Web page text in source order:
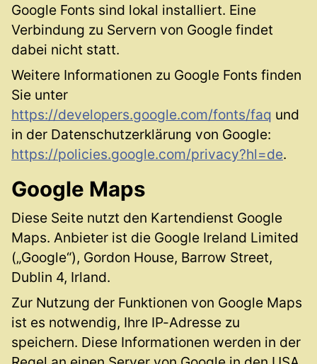
Google Fonts sind lokal installiert. Eine
Verbindung zu Servern von Google findet
dabei nicht statt.
Weitere Informationen zu Google Fonts finden
Sie unter
https://developers.google.com/fonts/faq und
in der Datenschutzerklärung von Google:
https://policies.google.com/privacy?hl=de.
Google Maps
Diese Seite nutzt den Kartendienst Google
Maps. Anbieter ist die Google Ireland Limited
(„Google“), Gordon House, Barrow Street,
Dublin 4, Irland.
Zur Nutzung der Funktionen von Google Maps
ist es notwendig, Ihre IP-Adresse zu
speichern. Diese Informationen werden in der